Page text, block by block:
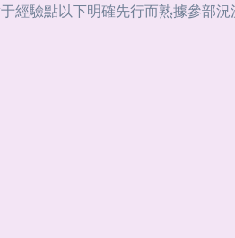
經驗點以下明確先行而熟據參部